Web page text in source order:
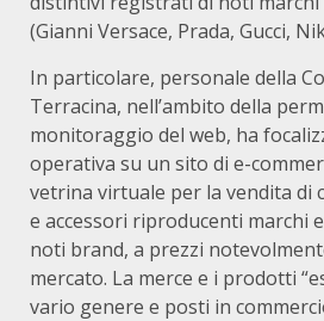
(Gianni Versace, Prada, Gucci,
In particolare, personale della
Terracina, nell’ambito della
monitoraggio del web, ha
operativa su un sito di e-
vetrina virtuale per la vendita di
e accessori riproducenti marchi
noti brand, a prezzi
mercato. La merce e i prodotti
vario genere e posti in